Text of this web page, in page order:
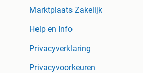
Marktplaats Zakelijk
Help en Info
Privacyverklaring
Privacyvoorkeuren